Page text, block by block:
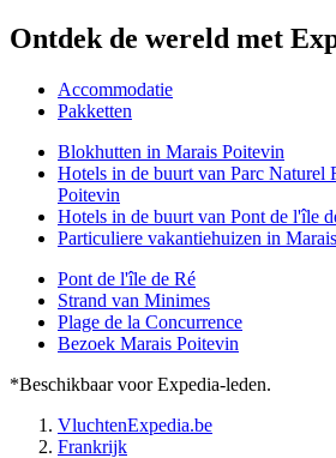
Ontdek de wereld met
Accommodatie
Pakketten
Blokhutten in Marais Poitevin
Hotels in de buurt van Parc Naturel
Poitevin
Hotels in de buurt van Pont de l'île
Particuliere vakantiehuizen in
Pont de l'île de Ré
Strand van Minimes
Plage de la Concurrence
Bezoek Marais Poitevin
*Beschikbaar voor Expedia-leden.
VluchtenExpedia.be
Frankrijk